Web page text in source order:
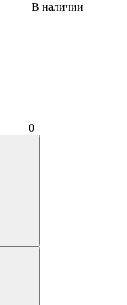
В наличии
0